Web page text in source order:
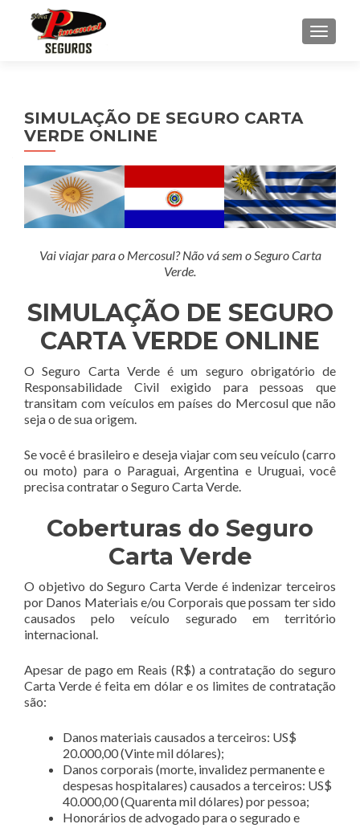
SIMULAÇÃO DE SEGURO CARTA
VERDE ONLINE
Vai viajar para o Mercosul? Não vá sem o Seguro Carta
Verde.
SIMULAÇÃO DE SEGURO
CARTA VERDE ONLINE
O Seguro Carta Verde é um seguro obrigatório de
Responsabilidade Civil exigido para pessoas que
transitam com veículos em países do Mercosul que não
seja o de sua origem.
Se você é brasileiro e deseja viajar com seu veículo (carro
ou moto) para o Paraguai, Argentina e Uruguai, você
precisa contratar o Seguro Carta Verde.
Coberturas do Seguro
Carta Verde
O objetivo do Seguro Carta Verde é indenizar terceiros
por Danos Materiais e/ou Corporais que possam ter sido
causados pelo veículo segurado em território
internacional.
Apesar de pago em Reais (R$) a contratação do seguro
Carta Verde é feita em dólar e os limites de contratação
são:
Danos materiais causados a terceiros: US$
20.000,00 (Vinte mil dólares);
Danos corporais (morte, invalidez permanente e
despesas hospitalares) causados a terceiros: US$
40.000,00 (Quarenta mil dólares) por pessoa;
Honorários de advogado para o segurado e